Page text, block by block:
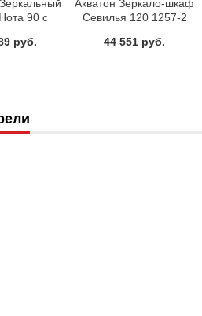
90 с
руб.
Акватон Зеркало-шкаф
Севилья 120 1257-2
44 551 руб.